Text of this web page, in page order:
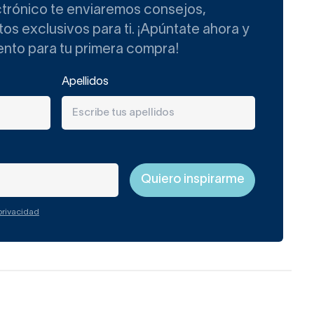
a que la estancia
ducha de
te enviaremos consejos,
exclusivos para ti. ¡Apúntate ahora y
para tu primera compra!
Apellidos